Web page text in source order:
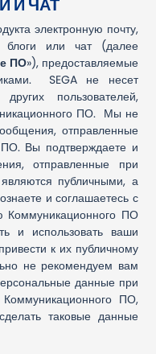
И ЧАТ
электронную почту,
блоги или чат (далее
ПО»), предоставляемые
SEGA не несет
пользователей,
ПО. Мы не
отправленные
Вы подтверждаете и
отправленные при
публичными, а
и соглашаетесь с
ПО
и использовать ваши
к их публичному
не рекомендуем вам
данные при
ПО,
таковые данные